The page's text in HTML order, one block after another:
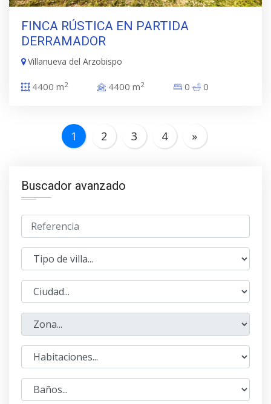
FINCA RÚSTICA EN PARTIDA
DERRAMADOR
Villanueva del Arzobispo
4400 m2 4400 m2 0 0
1 2 3 4 »
Buscador avanzado